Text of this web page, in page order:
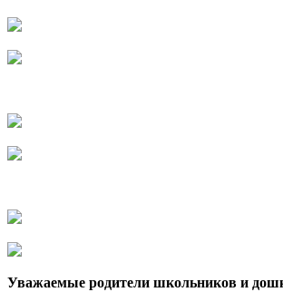
Уважаемые родители школьников и